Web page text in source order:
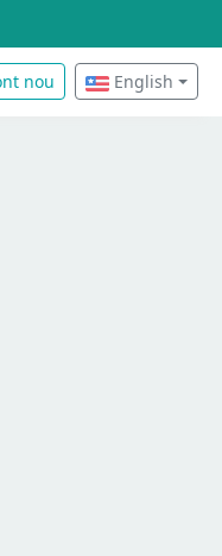
nou English